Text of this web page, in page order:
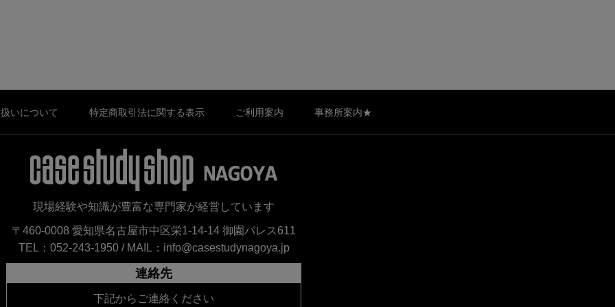
いについて 特定商取引法に関する表示 ご利用案内 事務所案内★
現場経験や知識が豊富な専門家が経営しています
〒460-0008 愛知県名古屋市中区栄1-14-14 御園パレス611
TEL：052-243-1950 / MAIL：info@casestudynagoya.jp
連絡先
下記からご連絡ください